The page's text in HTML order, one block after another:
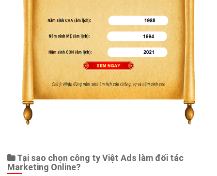
Tại sao chọn công ty Việt Ads làm đối tác
Marketing Online?